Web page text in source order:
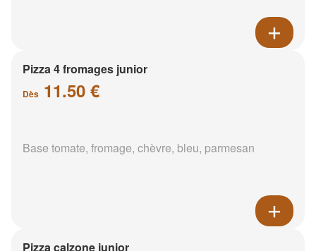
Pizza 4 fromages junior
Dès 11.50 €
Base tomate, fromage, chèvre, bleu, parmesan
Pizza calzone junior